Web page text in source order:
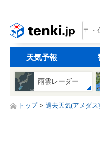
天気予報
雨雲レーダー
トップ 過去天気(アメダス